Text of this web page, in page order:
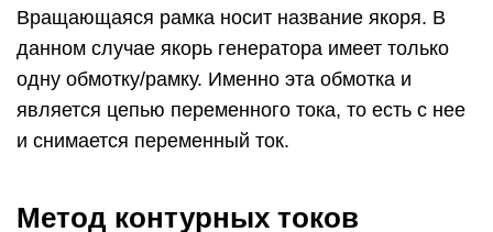
Вращающаяся рамка носит название якоря. В
данном случае якорь генератора имеет только
одну обмотку/рамку. Именно эта обмотка и
является цепью переменного тока, то есть с нее
и снимается переменный ток.
Метод контурных токов